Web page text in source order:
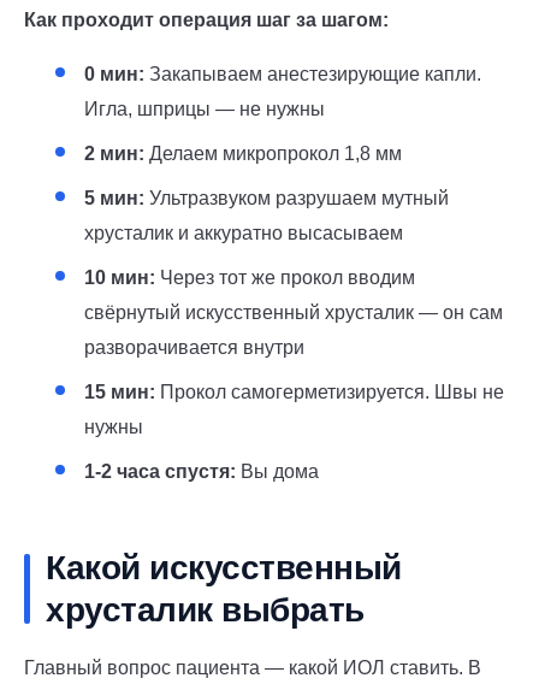
Как проходит операция шаг за шагом:
0 мин: Закапываем анестезирующие капли.
Игла, шприцы — не нужны
2 мин: Делаем микропрокол 1,8 мм
5 мин: Ультразвуком разрушаем мутный
хрусталик и аккуратно высасываем
10 мин: Через тот же прокол вводим
свёрнутый искусственный хрусталик — он сам
разворачивается внутри
15 мин: Прокол самогерметизируется. Швы не
нужны
1-2 часа спустя: Вы дома
Какой искусственный
хрусталик выбрать
Главный вопрос пациента — какой ИОЛ ставить. В